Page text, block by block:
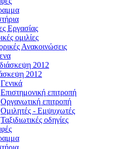
Εργασίας
ομιλίες
Ανακοινώσεις
2012
2012
Γενικά
Επιστημονική επιτροπή
Οργανωτική επιτροπή
Ομιλητές - Εμψυχωτές
Ταξιδιωτικές οδηγίες